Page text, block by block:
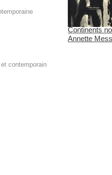
contemporain
Continents
Annette